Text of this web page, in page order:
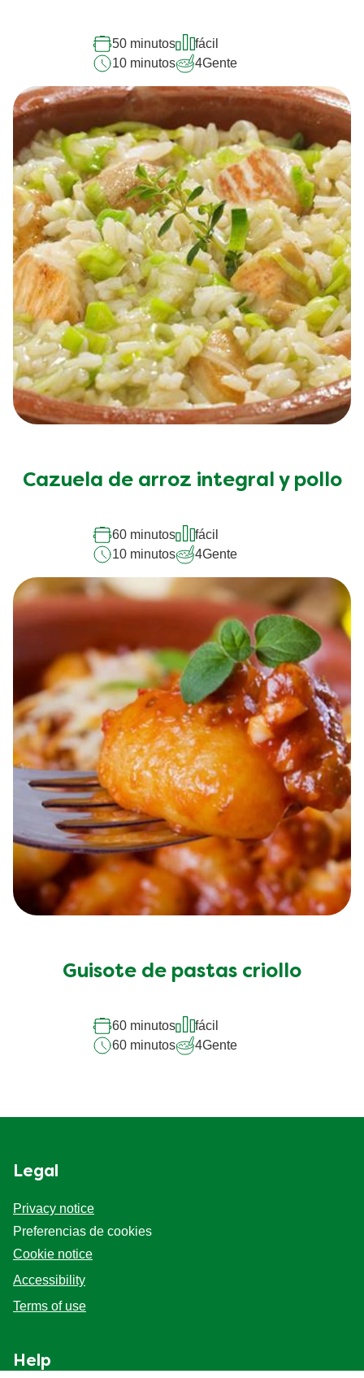
50 minutos
fácil
10 minutos
4Gente
Cazuela de arroz integral y pollo
60 minutos
fácil
10 minutos
4Gente
Guisote de pastas criollo
60 minutos
fácil
60 minutos
4Gente
Legal
Privacy notice
Preferencias de cookies
Cookie notice
Accessibility
Terms of use
Help